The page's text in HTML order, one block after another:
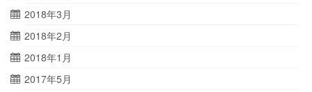
2018年3月
2018年2月
2018年1月
2017年5月